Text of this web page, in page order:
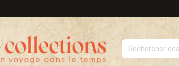
Rechercher